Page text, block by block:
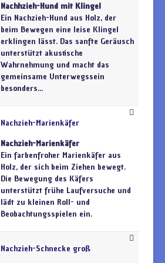
Nachhzieh-Hund mit Klingel
Ein Nachzieh-Hund aus Holz, der
beim Bewegen eine leise Klingel
erklingen lässt. Das sanfte Geräusch
unterstützt akustische
Wahrnehmung und macht das
gemeinsame Unterwegssein
besonders...
Nachzieh-Marienkäfer
Nachzieh-Marienkäfer
Ein farbenfroher Marienkäfer aus
Holz, der sich beim Ziehen bewegt.
Die Bewegung des Käfers
unterstützt frühe Laufversuche und
lädt zu kleinen Roll- und
Beobachtungsspielen ein.
Nachzieh-Schnecke groß